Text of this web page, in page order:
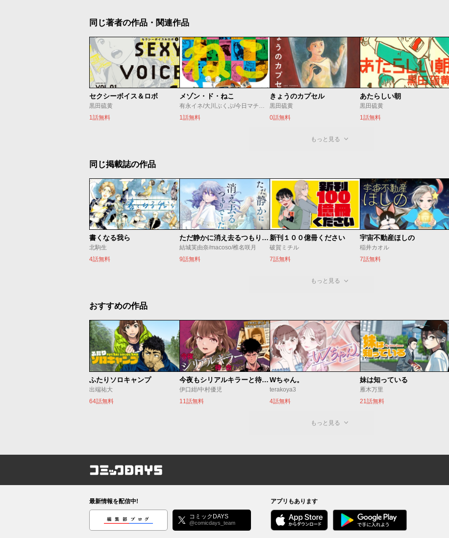
同じ著者の作品・関連作品
セクシーボイス＆ロボ
黒田硫黄
1話無料
メゾン・ド・ねこ
有永イネ/大川ぶくぶ/今日マチ子/黒田硫黄/コンノトヒロ/櫻井エネルギー/桜井のりお/左藤真通/市丸いろは/真造圭伍/高浜寛/竹内佐千子/たむらあやこ/土塚理弘/中川いさみ/ひぐちにちほ/深谷ほる/藤沢カミヤ/松本救助/やまだないと/横山キムチ/はらだ
1話無料
きょうのカプセル
黒田硫黄
0話無料
あたらしい朝
黒田硫黄
1話無料
もっと見る
同じ掲載誌の作品
書くなる我ら
北駒生
4話無料
ただ静かに消え去るつもりでした
結城芙由奈/macoso/椎名咲月
9話無料
新刊１００億冊ください
破賀ミチル
7話無料
宇宙不動産ほしの
稲井カオル
7話無料
もっと見る
おすすめの作品
ふたりソロキャンプ
出端祐大
64話無料
今夜もシリアルキラーと待ち合わせ
伊口紺/中村優児
11話無料
Wちゃん。
terakoya3
4話無料
妹は知っている
雁木万里
21話無料
もっと見る
コミックDAYS
最新情報を配信中!
編集部ブログ コミックDAYS
@comicdays_team
アプリもあります